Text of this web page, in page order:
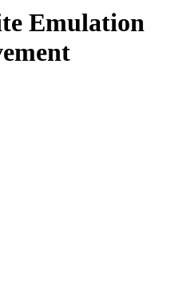
Emulation